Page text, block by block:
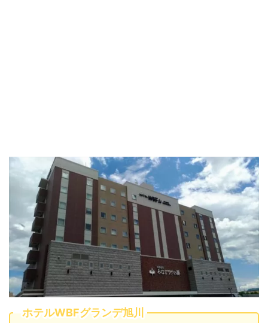
ホテルWBFグランデ旭川